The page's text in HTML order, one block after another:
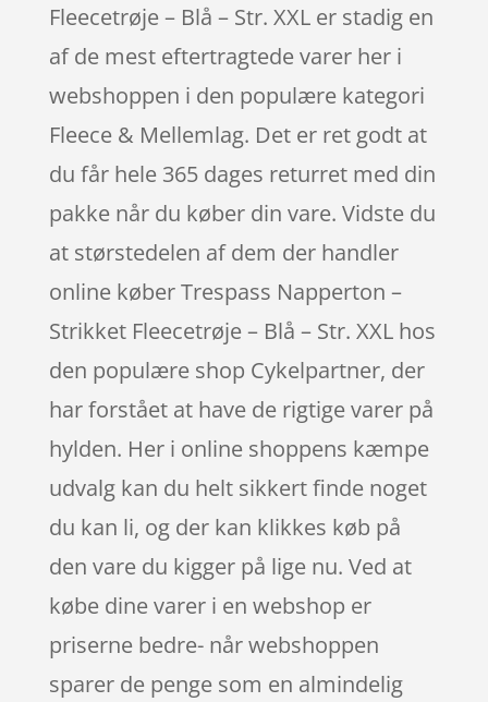
Fleecetrøje – Blå – Str. XXL er stadig en
af de mest eftertragtede varer her i
webshoppen i den populære kategori
Fleece & Mellemlag. Det er ret godt at
du får hele 365 dages returret med din
pakke når du køber din vare. Vidste du
at størstedelen af dem der handler
online køber Trespass Napperton –
Strikket Fleecetrøje – Blå – Str. XXL hos
den populære shop Cykelpartner, der
har forstået at have de rigtige varer på
hylden. Her i online shoppens kæmpe
udvalg kan du helt sikkert finde noget
du kan li, og der kan klikkes køb på
den vare du kigger på lige nu. Ved at
købe dine varer i en webshop er
priserne bedre- når webshoppen
sparer de penge som en almindelig